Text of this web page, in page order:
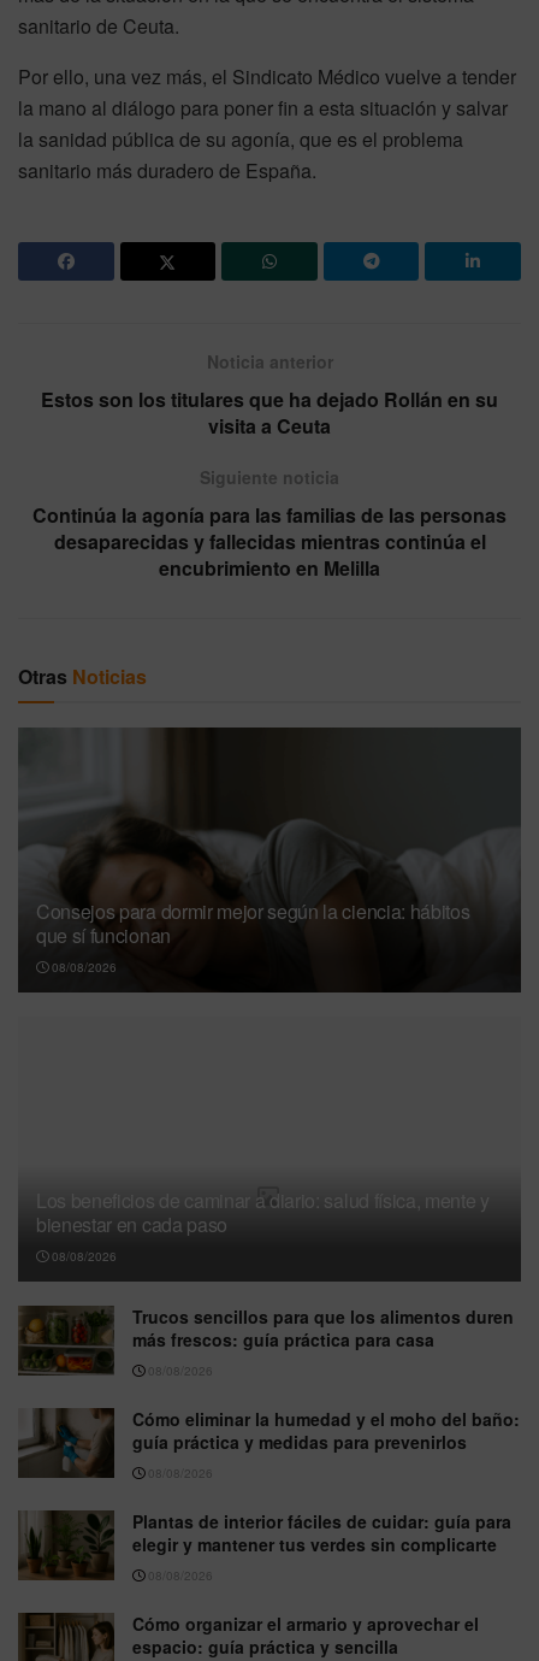
sanitario de Ceuta.
Por ello, una vez más, el Sindicato Médico vuelve a tender
la mano al diálogo para poner fin a esta situación y salvar
la sanidad pública de su agonía, que es el problema
sanitario más duradero de España.
Noticia anterior
Estos son los titulares que ha dejado Rollán en su
visita a Ceuta
Siguiente noticia
Continúa la agonía para las familias de las personas
desaparecidas y fallecidas mientras continúa el
encubrimiento en Melilla
Otras Noticias
Consejos para dormir mejor según la ciencia: hábitos
que sí funcionan
08/08/2026
Los beneficios de caminar a diario: salud física, mente y
bienestar en cada paso
08/08/2026
Trucos sencillos para que los alimentos duren
más frescos: guía práctica para casa
08/08/2026
Cómo eliminar la humedad y el moho del baño:
guía práctica y medidas para prevenirlos
08/08/2026
Plantas de interior fáciles de cuidar: guía para
elegir y mantener tus verdes sin complicarte
08/08/2026
Cómo organizar el armario y aprovechar el
espacio: guía práctica y sencilla